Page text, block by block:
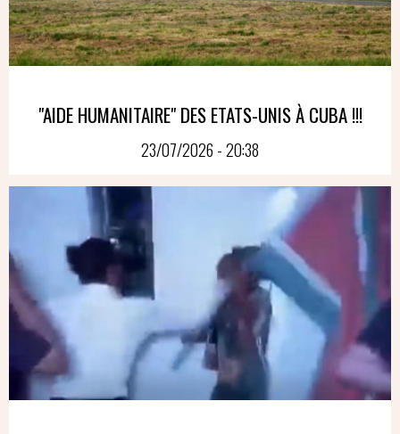
"AIDE HUMANITAIRE" DES ETATS-UNIS À CUBA !!!
23/07/2026 - 20:38